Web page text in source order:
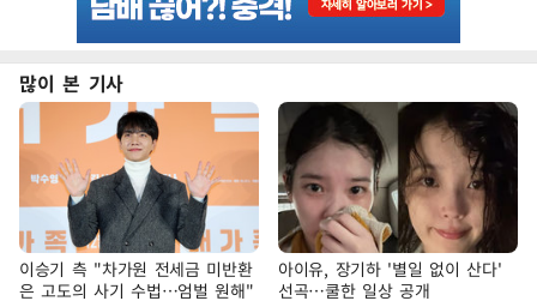
많이 본 기사
이승기 측 "차가원 전세금 미반환
은 고도의 사기 수법…엄벌 원해"
아이유, 장기하 '별일 없이 산다'
선곡…쿨한 일상 공개